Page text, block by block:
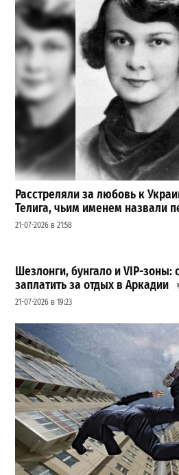
Расстреляли за любовь к
Телига, чьим именем назвали
21-07-2026 в 21:58
Шезлонги, бунгало и VIP-зоны:
заплатить за отдых в Аркадии
21-07-2026 в 19:23